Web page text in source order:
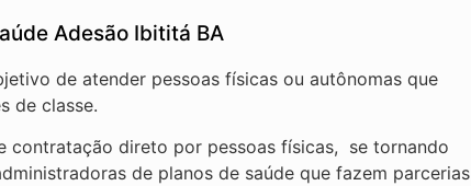
Adesão Ibititá BA
de atender pessoas físicas ou autônomas que
de classe.
contratação direto por pessoas físicas, se tornando
de planos de saúde que fazem parcerias